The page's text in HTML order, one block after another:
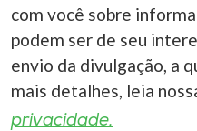
com você sobre
podem ser de seu
envio da divulgação, a
mais detalhes, leia
privacidade.